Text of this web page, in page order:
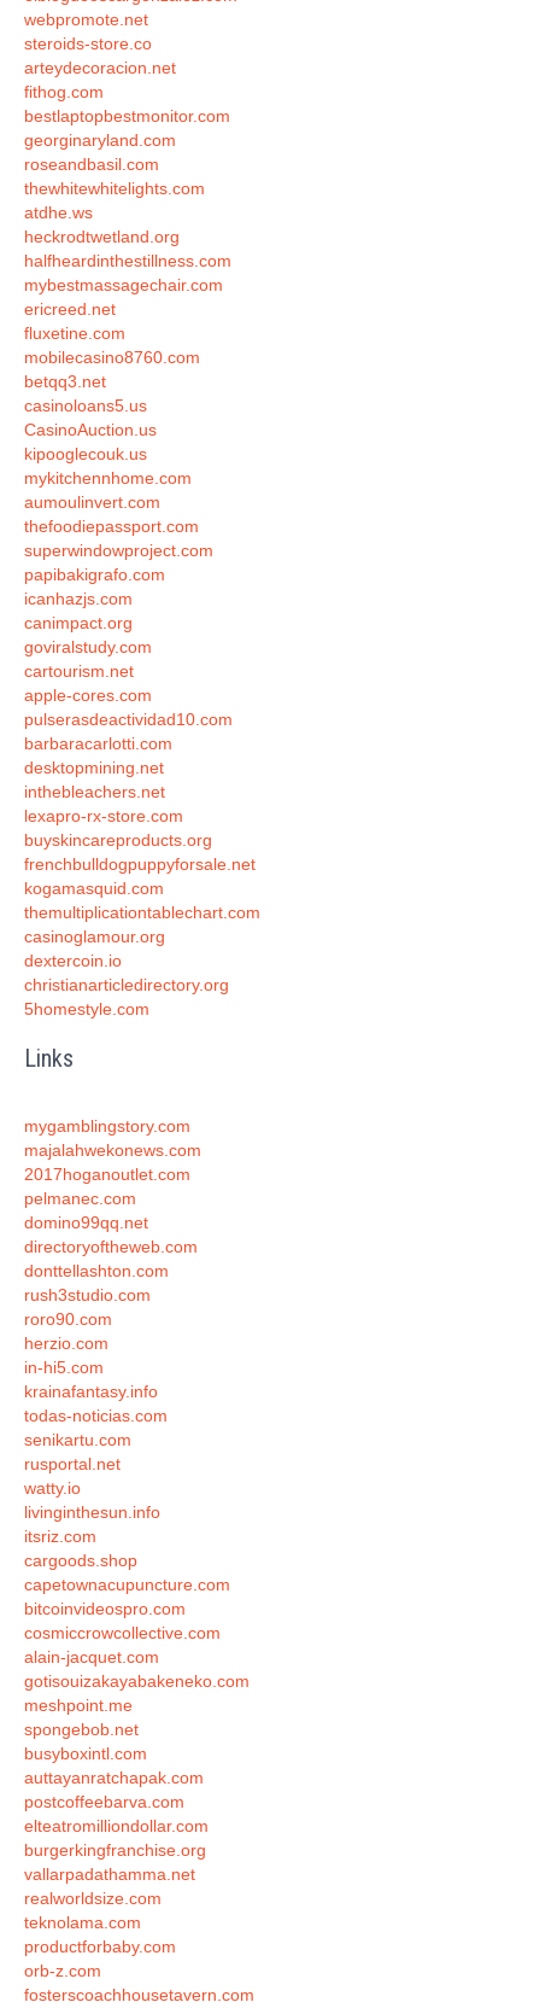
webpromote.net
steroids-store.co
arteydecoracion.net
fithog.com
bestlaptopbestmonitor.com
georginaryland.com
roseandbasil.com
thewhitewhitelights.com
atdhe.ws
heckrodtwetland.org
halfheardinthestillness.com
mybestmassagechair.com
ericreed.net
fluxetine.com
mobilecasino8760.com
betqq3.net
casinoloans5.us
CasinoAuction.us
kipooglecouk.us
mykitchennhome.com
aumoulinvert.com
thefoodiepassport.com
superwindowproject.com
papibakigrafo.com
icanhazjs.com
canimpact.org
goviralstudy.com
cartourism.net
apple-cores.com
pulserasdeactividad10.com
barbaracarlotti.com
desktopmining.net
inthebleachers.net
lexapro-rx-store.com
buyskincareproducts.org
frenchbulldogpuppyforsale.net
kogamasquid.com
themultiplicationtablechart.com
casinoglamour.org
dextercoin.io
christianarticledirectory.org
5homestyle.com
Links
mygamblingstory.com
majalahwekonews.com
2017hoganoutlet.com
pelmanec.com
domino99qq.net
directoryoftheweb.com
donttellashton.com
rush3studio.com
roro90.com
herzio.com
in-hi5.com
krainafantasy.info
todas-noticias.com
senikartu.com
rusportal.net
watty.io
livinginthesun.info
itsriz.com
cargoods.shop
capetownacupuncture.com
bitcoinvideospro.com
cosmiccrowcollective.com
alain-jacquet.com
gotisouizakayabakeneko.com
meshpoint.me
spongebob.net
busyboxintl.com
auttayanratchapak.com
postcoffeebarva.com
elteatromilliondollar.com
burgerkingfranchise.org
vallarpadathamma.net
realworldsize.com
teknolama.com
productforbaby.com
orb-z.com
fosterscoachhousetavern.com